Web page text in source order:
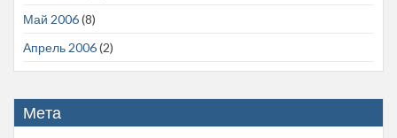
Май 2006(8)
Апрель 2006(2)
Мета